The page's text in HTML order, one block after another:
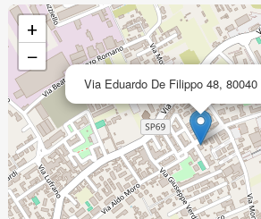
Via Eduardo De Filippo 48, 80040
+
−